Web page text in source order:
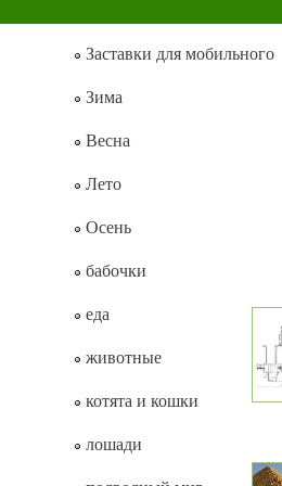
Заставки для мобильного
Зима
Весна
Лето
Осень
бабочки
еда
животные
котята и кошки
лошади